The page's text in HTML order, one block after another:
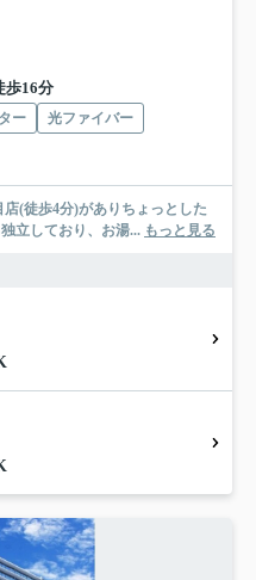
歩16分
ー
光ファイバー
(徒歩4分)がありちょっとした
立しており、お湯... もっと見る